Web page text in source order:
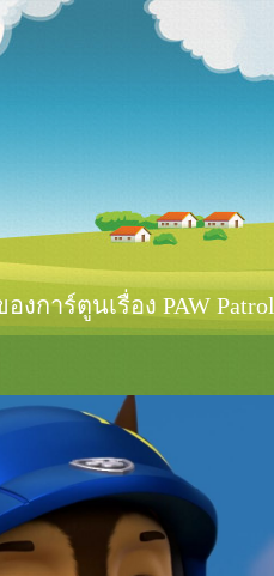
การ์ตูนเรื่อง PAW Patrol